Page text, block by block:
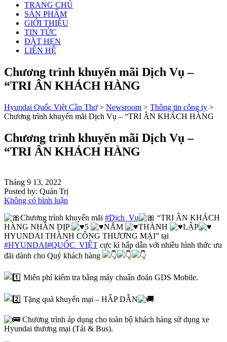
TRANG CHỦ
SẢN PHẨM
GIỚI THIỆU
TIN TỨC
ĐẶT HẸN
LIÊN HỆ
Chương trình khuyến mãi Dịch Vụ –
“TRI ÂN KHÁCH HÀNG
Hyundai Quốc Việt Cần Thơ> Newsroom > Thông tin công ty >
Chương trình khuyến mãi Dịch Vụ – “TRI ÂN KHÁCH HÀNG
Chương trình khuyến mãi Dịch Vụ –
“TRI ÂN KHÁCH HÀNG
Tháng 9 13, 2022
Posted by: Quản Trị
Không có bình luận
Chương trình khuyến mãi #Dịch_Vụ
“TRI ÂN KHÁCH
HÀNG NHÂN DỊP
5 NĂM THÀNH
LẬP
HYUNDAI THÀNH CÔNG THƯƠNG MẠI” tại
#HYUNDAI#QUỐC_VIỆT cực kì hấp dẫn với nhiều hình thức ưu
đãi dành cho Quý khách hàng
Miễn phí kiểm tra bằng máy chuẩn đoán GDS Mobile.
Tặng quà khuyến mại – HẤP DẪN
Chương trình áp dụng cho toàn bộ khách hàng sử dụng xe
Hyundai thương mại (Tải & Bus).